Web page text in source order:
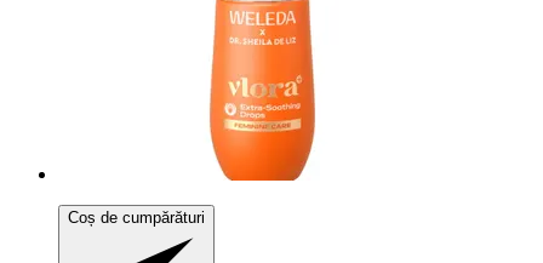
Coș de cumpărături